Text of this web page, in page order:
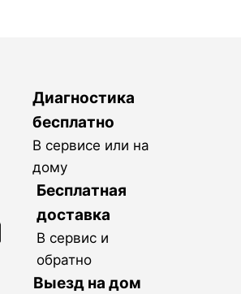
Диагностика
бесплатно
В сервисе или на
дому
Бесплатная
доставка
В сервис и
обратно
Выезд на дом